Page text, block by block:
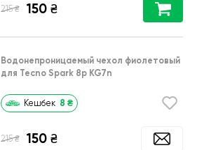
215 ₴ 150 ₴
Водонепроницаемый чехол фиолетовый
для Tecno Spark 8p KG7n
Кешбек 8 ₴
215 ₴ 150 ₴